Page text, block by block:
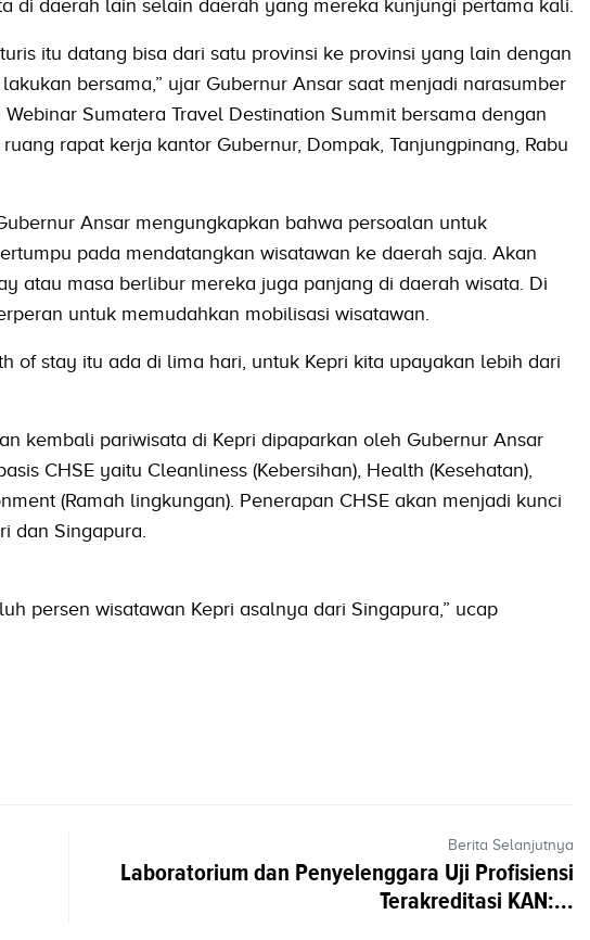
di daerah lain selain daerah yang mereka kunjungi pertama kali.
itu datang bisa dari satu provinsi ke provinsi yang lain dengan
bersama,” ujar Gubernur Ansar saat menjadi narasumber
Sumatera Travel Destination Summit bersama dengan
rapat kerja kantor Gubernur, Dompak, Tanjungpinang, Rabu
Ansar mengungkapkan bahwa persoalan untuk
pada mendatangkan wisatawan ke daerah saja. Akan
atau masa berlibur mereka juga panjang di daerah wisata. Di
untuk memudahkan mobilisasi wisatawan.
of stay itu ada di lima hari, untuk Kepri kita upayakan lebih dari
kembali pariwisata di Kepri dipaparkan oleh Gubernur Ansar
CHSE yaitu Cleanliness (Kebersihan), Health (Kesehatan),
(Ramah lingkungan). Penerapan CHSE akan menjadi kunci
dan Singapura.
persen wisatawan Kepri asalnya dari Singapura,” ucap
Berita Selanjutnya
Laboratorium dan Penyelenggara Uji Profisiensi
Terakreditasi KAN:...